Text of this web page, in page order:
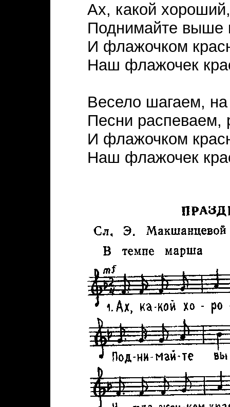
Ах, какой
Поднимайте выше
И флажочком
Наш флажочек
Весело шагаем,
Песни распеваем,
И флажочком
Наш флажочек